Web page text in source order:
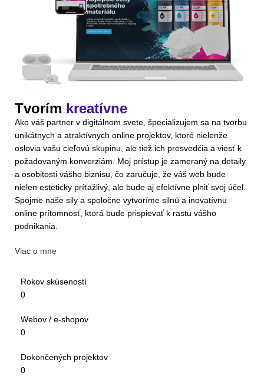
Tvorím kreatívne
Ako váš partner v digitálnom svete, špecializujem sa na tvorbu
unikátnych a atraktívnych online projektov, ktoré nielenže
oslovia vašu cieľovú skupinu, ale tiež ich presvedčia a viesť k
požadovaným konverziám. Moj prístup je zameraný na detaily
a osobitosti vášho biznisu, čo zaručuje, že váš web bude
nielen esteticky príťažlivý, ale bude aj efektívne plniť svoj účel.
Spojme naše sily a spoločne vytvoríme silnú a inovatívnu
online prítomnosť, ktorá bude prispievať k rastu vášho
podnikania.
Viac o mne
Rokov skúseností
0
Webov / e-shopov
0
Dokončených projektov
0